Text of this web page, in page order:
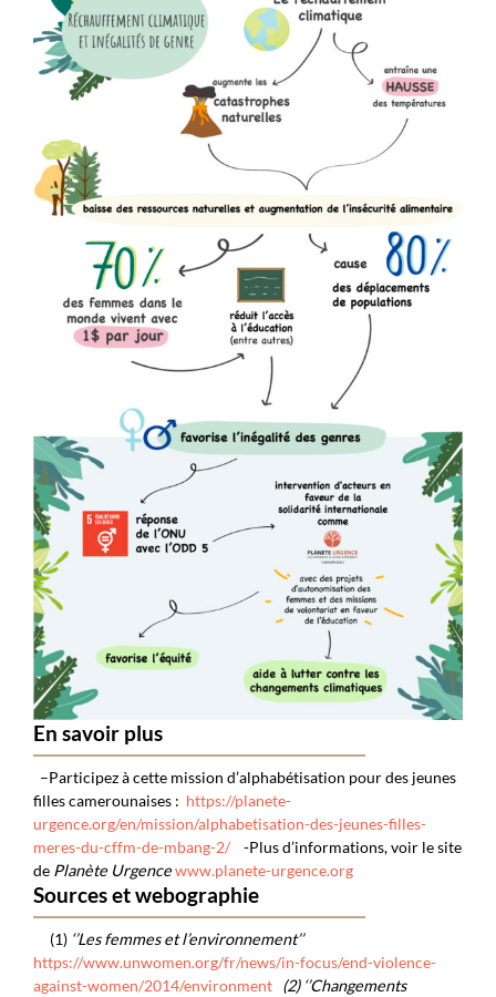
En savoir plus
–Participez àcette mission d’alphabétisation pour des jeunes
filles camerounaises : https://planete-
urgence.org/en/mission/alphabetisation-des-jeunes-filles-
meres-du-cffm-de-mbang-2/
-Plus d’informations, voir le site
de Planète Urgencewww.planete-urgence.org
Sources et webographie
(1) ‘’Les femmes et l’environnement’’
https://www.unwomen.org/fr/news/in-focus/end-violence-
against-women/2014/environment (2) ‘’Changements